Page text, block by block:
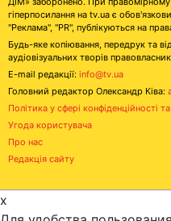
гіперпосилання на tv.ua є
"Реклама", "PR", публікуються на
Будь-яке копіювання, передрук та
аудіовізуальних творів
E-mail редакції: info@tv.ua
Головний редактор Олександр Ківа:
Політика у сфері конфіденційності
Угода користувача
Про нас
Редакція сайту
x